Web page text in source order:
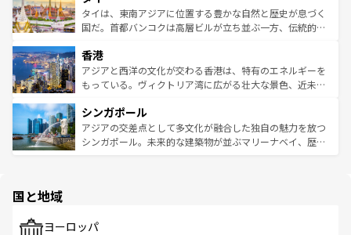
わってみてほしい。 なお、新着の韓国情報はコンテンツ一
覧を参照してほしい。
ーチミン市のフランス統治時代の建物も、独特の雰囲気を
醸し出している。また、バラエティの豊かさとおいしさで
とつ。フォーやバインミー、ベトナムコーヒーなどは、ぜ
ひ現地で味わいたい。どの地域を訪れてもあたたかい人々
が旅行者を迎えてくれるので、きっと忘れられない旅にな
参照してほしい。
タイは、東南アジアに位置する豊かな自然と歴史が息づく
国だ。首都バンコクは高層ビルが立ち並ぶ一方、伝統的な
の活気が交差している。北部ではチェンマイなどの山岳地
帯で自然と触れ合い、南部ではプーケットやクラビの美し
いビーチでリゾート気分を楽しむことができる。タイ料理
激する。気候は一年中温暖で、どの季節にも異なる楽しみ
が待っている。親しみやすいタイの人々、仏教を中心とし
た文化、そして多様な観光資源が、訪れる旅人を魅了し続
香港
アジアと西洋の文化が交わる香港は、特有のエネルギーを
もっている。ヴィクトリア湾に広がる壮大な景色、近未来
み、どこを訪れても感動するはず。観光スポットが密集し
ており、効率よく見どころを回れるのも魅力。息をのむよ
うな絶景から文化的な体験まで、香港を存分に楽しみ尽く
シンガポール
アジアの交差点として多文化が融合した独自の魅力を放つ
シンガポール。未来的な建築物が並ぶマリーナベイ、歴史
で、ホーカーズは地元の風情を楽しめる外せないスポット
国と地域
ヨーロッパ